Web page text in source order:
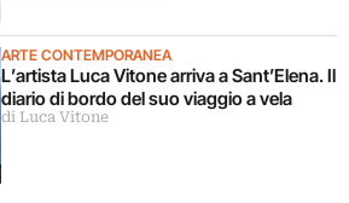
ARTE CONTEMPORANEA
L’artista Luca Vitone arriva a Sant’Elena. Il
diario di bordo del suo viaggio a vela
di Luca Vitone